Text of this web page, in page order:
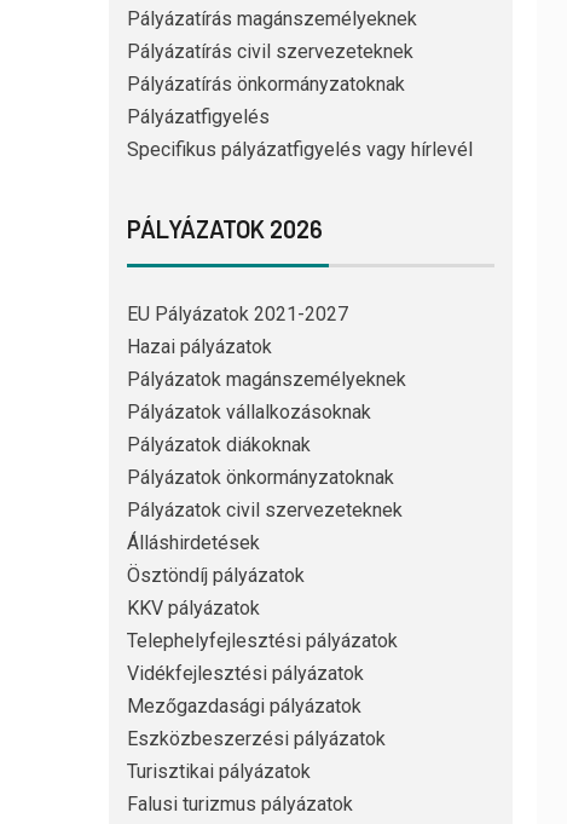
Pályázatírás magánszemélyeknek
Pályázatírás civil szervezeteknek
Pályázatírás önkormányzatoknak
Pályázatfigyelés
Specifikus pályázatfigyelés vagy hírlevél
PÁLYÁZATOK 2026
EU Pályázatok 2021-2027
Hazai pályázatok
Pályázatok magánszemélyeknek
Pályázatok vállalkozásoknak
Pályázatok diákoknak
Pályázatok önkormányzatoknak
Pályázatok civil szervezeteknek
Álláshirdetések
Ösztöndíj pályázatok
KKV pályázatok
Telephelyfejlesztési pályázatok
Vidékfejlesztési pályázatok
Mezőgazdasági pályázatok
Eszközbeszerzési pályázatok
Turisztikai pályázatok
Falusi turizmus pályázatok